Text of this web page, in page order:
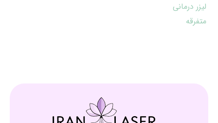
لیزر درمانی
متفرقه